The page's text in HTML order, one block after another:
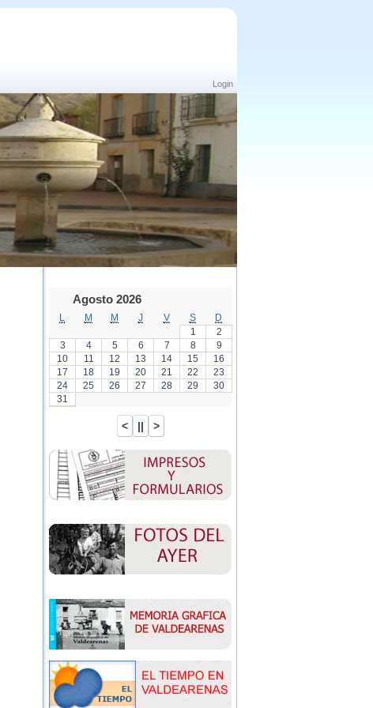
Login
Agosto 2026
M M J V S
D
1
2
3
4 5 6 7 8
9
10
11 12 13 14 15
16
17
18 19 20 21 22
23
24
25 26 27 28 29
30
31